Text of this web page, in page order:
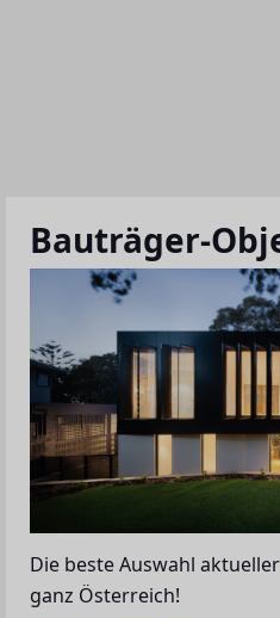
Bauträger-
Die beste Auswahl
ganz Österreich!